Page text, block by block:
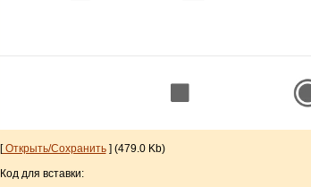
[Открыть/Сохранить] (479.0 Kb)
Код для вставки: